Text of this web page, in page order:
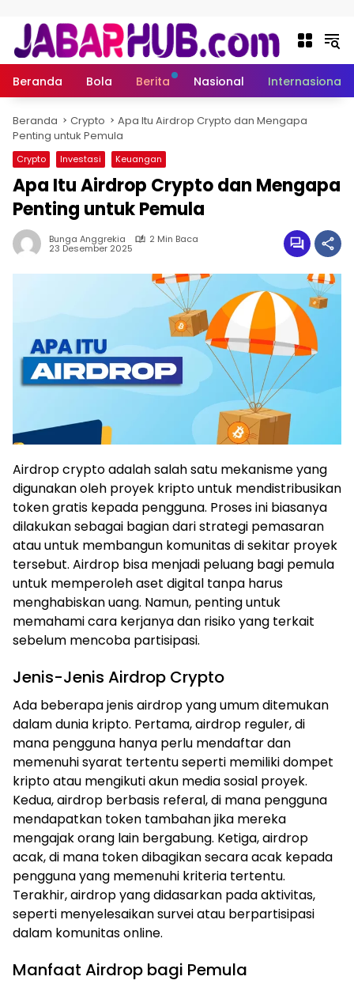
Beranda Bola Berita Nasional Internasional
Beranda Crypto
Apa Itu Airdrop Crypto dan Mengapa
Penting untuk Pemula
Crypto Investasi Keuangan
Apa Itu Airdrop Crypto dan Mengapa
Penting untuk Pemula
Bunga Anggrekia 2 Min Baca
23 Desember 2025
Airdrop crypto adalah salah satu mekanisme yang
digunakan oleh proyek kripto untuk mendistribusikan
token gratis kepada pengguna. Proses ini biasanya
dilakukan sebagai bagian dari strategi pemasaran
atau untuk membangun komunitas di sekitar proyek
tersebut. Airdrop bisa menjadi peluang bagi pemula
untuk memperoleh aset digital tanpa harus
menghabiskan uang. Namun, penting untuk
memahami cara kerjanya dan risiko yang terkait
sebelum mencoba partisipasi.
Jenis-Jenis Airdrop Crypto
Ada beberapa jenis airdrop yang umum ditemukan
dalam dunia kripto. Pertama, airdrop reguler, di
mana pengguna hanya perlu mendaftar dan
memenuhi syarat tertentu seperti memiliki dompet
kripto atau mengikuti akun media sosial proyek.
Kedua, airdrop berbasis referal, di mana pengguna
mendapatkan token tambahan jika mereka
mengajak orang lain bergabung. Ketiga, airdrop
acak, di mana token dibagikan secara acak kepada
pengguna yang memenuhi kriteria tertentu.
Terakhir, airdrop yang didasarkan pada aktivitas,
seperti menyelesaikan survei atau berpartisipasi
dalam komunitas online.
Manfaat Airdrop bagi Pemula